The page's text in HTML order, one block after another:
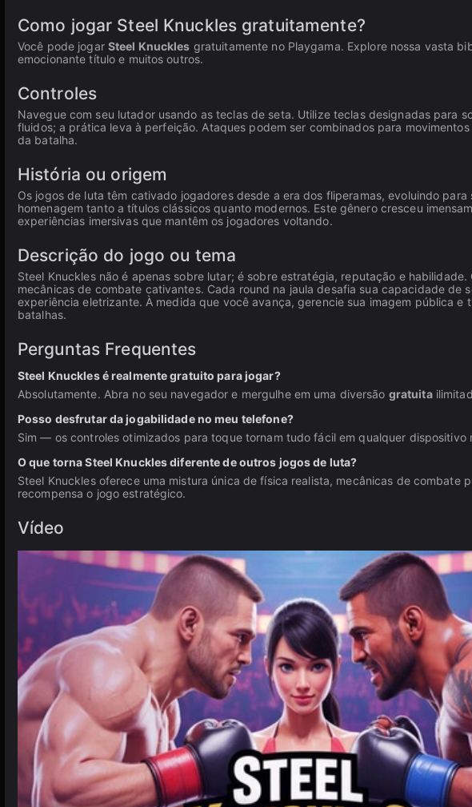
Como jogar Steel Knuckles gratuitamente?
Você pode jogar Steel Knuckles gratuitamente no Playgama. Explore nossa vasta
emocionante título e muitos outros.
Controles
Navegue com seu lutador usando as teclas de seta. Utilize teclas designadas para
fluidos; a prática leva à perfeição. Ataques podem ser combinados para
da batalha.
História ou origem
Os jogos de luta têm cativado jogadores desde a era dos fliperamas, evoluindo
homenagem tanto a títulos clássicos quanto modernos. Este gênero cresceu
experiências imersivas que mantêm os jogadores voltando.
Descrição do jogo ou tema
Steel Knuckles não é apenas sobre lutar; é sobre estratégia, reputação e
mecânicas de combate cativantes. Cada round na jaula desafia sua capacidade de
experiência eletrizante. À medida que você avança, gerencie sua imagem pública
batalhas.
Perguntas Frequentes
Steel Knuckles é realmente gratuito para jogar?
Absolutamente. Abra no seu navegador e mergulhe em uma diversão gratuita
Posso desfrutar da jogabilidade no meu telefone?
Sim — os controles otimizados para toque tornam tudo fácil em qualquer dispositivo
O que torna Steel Knuckles diferente de outros jogos de luta?
Steel Knuckles oferece uma mistura única de física realista, mecânicas de combate
recompensa o jogo estratégico.
Vídeo